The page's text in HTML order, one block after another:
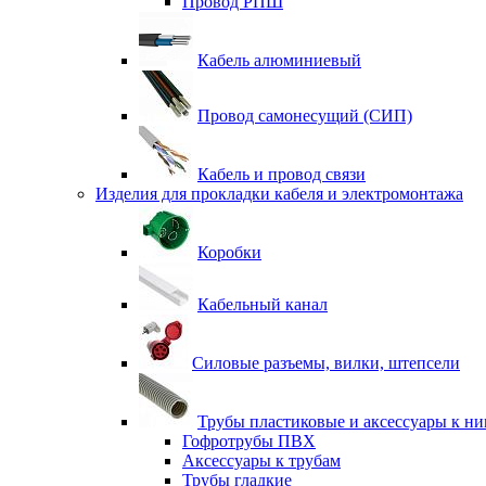
Кабель алюминиевый
Провод самонесущий (СИП)
Кабель и провод связи
Изделия для прокладки кабеля и электромонтажа
Коробки
Кабельный канал
Силовые разъемы, вилки, штепсели
Трубы пластиковые и аксессуары к
Гофротрубы ПВХ
Аксессуары к трубам
Трубы гладкие